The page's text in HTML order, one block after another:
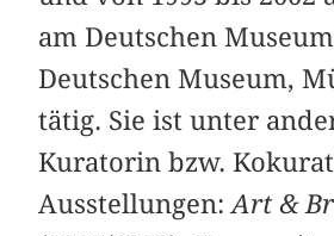
am Deutschen
Deutschen Museum,
tätig. Sie ist unter
Kuratorin bzw.
Ausstellungen:Art &